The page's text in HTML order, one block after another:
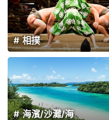
相撲
海濱/沙灘/海